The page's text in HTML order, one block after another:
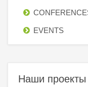
EVENTS
Наши проекты